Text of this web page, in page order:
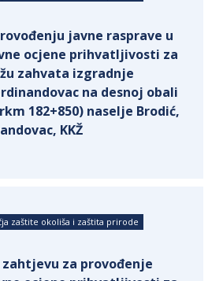
javne rasprave u
ocjene prihvatljivosti za
zahvata izgradnje
na desnoj obali
182+850) naselje Brodić,
KKŽ
zaštite okoliša i zaštita prirode
za provođenje